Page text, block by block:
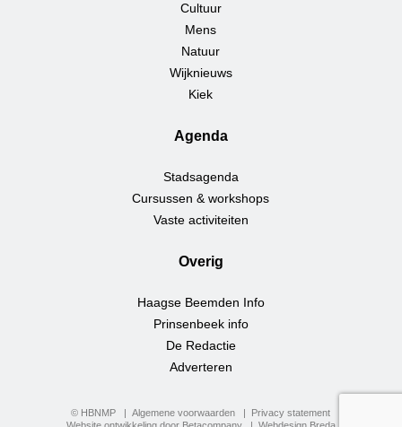
Cultuur
Mens
Natuur
Wijknieuws
Kiek
Agenda
Stadsagenda
Cursussen & workshops
Vaste activiteiten
Overig
Haagse Beemden Info
Prinsenbeek info
De Redactie
Adverteren
© HBNMP Algemene voorwaarden
Privacy statement